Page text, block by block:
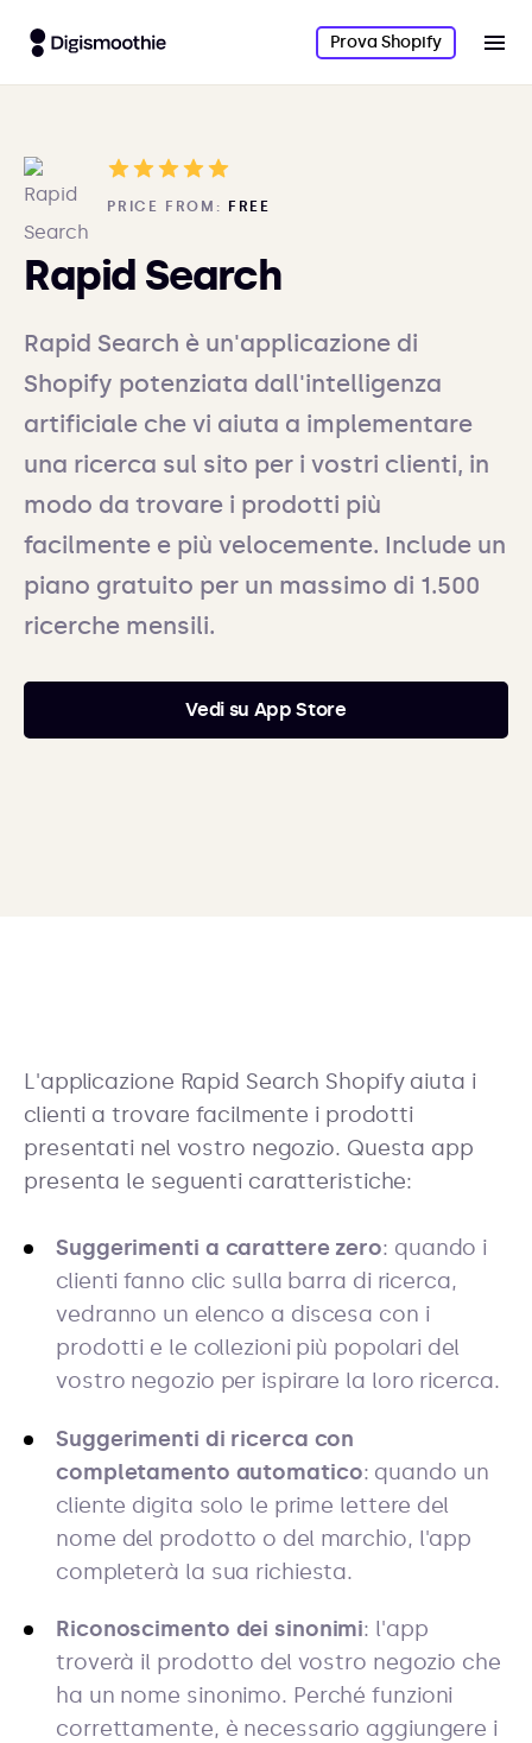
Prova Shopify
PRICE FROM: FREE
Rapid Search
Rapid Search è un'applicazione di
Shopify potenziata dall'intelligenza
artificiale che vi aiuta a implementare
una ricerca sul sito per i vostri clienti, in
modo da trovare i prodotti più
facilmente e più velocemente. Include un
piano gratuito per un massimo di 1.500
ricerche mensili.
Vedi su App Store
L'applicazione Rapid Search Shopify aiuta i
clienti a trovare facilmente i prodotti
presentati nel vostro negozio. Questa app
presenta le seguenti caratteristiche:
Suggerimenti a carattere zero: quando i
clienti fanno clic sulla barra di ricerca,
vedranno un elenco a discesa con i
prodotti e le collezioni più popolari del
vostro negozio per ispirare la loro ricerca.
Suggerimenti di ricerca con
completamento automatico: quando un
cliente digita solo le prime lettere del
nome del prodotto o del marchio, l'app
completerà la sua richiesta.
Riconoscimento dei sinonimi: l'app
troverà il prodotto del vostro negozio che
ha un nome sinonimo. Perché funzioni
correttamente, è necessario aggiungere i